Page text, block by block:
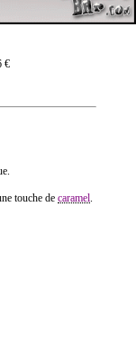
€
touche de caramel.